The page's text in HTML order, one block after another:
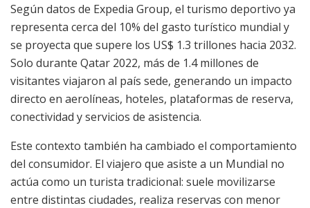
Según datos de Expedia Group, el turismo deportivo ya
representa cerca del 10% del gasto turístico mundial y
se proyecta que supere los US$ 1.3 trillones hacia 2032.
Solo durante Qatar 2022, más de 1.4 millones de
visitantes viajaron al país sede, generando un impacto
directo en aerolíneas, hoteles, plataformas de reserva,
conectividad y servicios de asistencia.
Este contexto también ha cambiado el comportamiento
del consumidor. El viajero que asiste a un Mundial no
actúa como un turista tradicional: suele movilizarse
entre distintas ciudades, realiza reservas con menor